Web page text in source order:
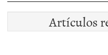
Artículos